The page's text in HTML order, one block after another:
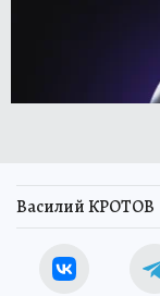
Василий КРОТОВ